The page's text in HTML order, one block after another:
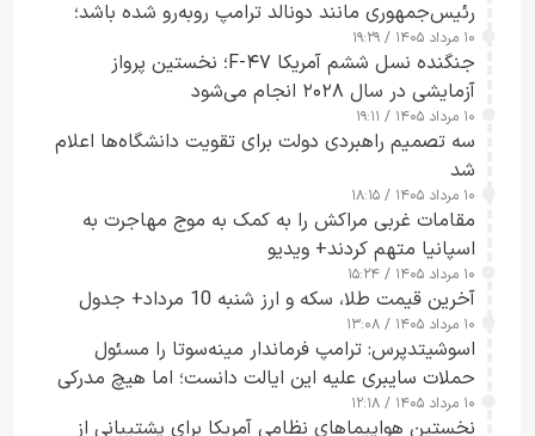
رئیس‌جمهوری مانند دونالد ترامپ روبه‌رو شده باشد؛
کسی که واقعاً دست به اقدام می‌زند
۱۰ مرداد ۱۴۰۵ / ۱۹:۲۹
جنگنده نسل ششم آمریکا F-۴۷؛ نخستین پرواز
آزمایشی در سال ۲۰۲۸ انجام می‌شود
۱۰ مرداد ۱۴۰۵ / ۱۹:۱۱
سه تصمیم راهبردی دولت برای تقویت دانشگاه‌ها اعلام
شد
۱۰ مرداد ۱۴۰۵ / ۱۸:۱۵
مقامات غربی مراکش را به کمک به موج مهاجرت به
اسپانیا متهم کردند+ ویدیو
۱۰ مرداد ۱۴۰۵ / ۱۵:۲۴
آخرین قیمت طلا، سکه و ارز شنبه 10 مرداد+ جدول
۱۰ مرداد ۱۴۰۵ / ۱۳:۰۸
اسوشیتدپرس: ترامپ فرماندار مینه‌سوتا را مسئول
حملات سایبری علیه این ایالت دانست؛ اما هیچ مدرکی
ارائه نکرد
۱۰ مرداد ۱۴۰۵ / ۱۲:۱۸
نخستین هواپیماهای نظامی آمریکا برای پشتیبانی از